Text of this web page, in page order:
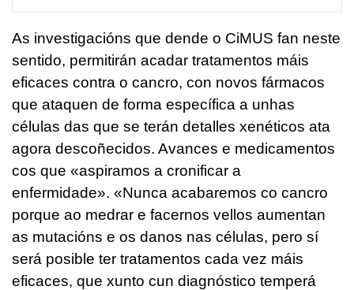
As investigacións que dende o CiMUS fan neste
sentido, permitirán acadar tratamentos máis
eficaces contra o cancro, con novos fármacos
que ataquen de forma específica a unhas
células das que se terán detalles xenéticos ata
agora descoñecidos. Avances e medicamentos
cos que «aspiramos a cronificar a
enfermidade». «Nunca acabaremos co cancro
porque ao medrar e facernos vellos aumentan
as mutacións e os danos nas células, pero sí
será posible ter tratamentos cada vez máis
eficaces, que xunto cun diagnóstico temperá